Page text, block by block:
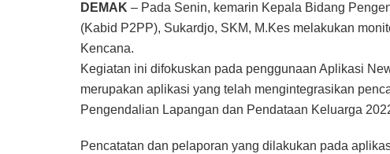
DEMAK – Pada Senin, kemarin Kepala Bidang
(Kabid P2PP), Sukardjo, SKM, M.Kes melakukan
Kencana.
Kegiatan ini difokuskan pada penggunaan Aplikasi
merupakan aplikasi yang telah mengintegrasikan
Pengendalian Lapangan dan Pendataan Keluarga
Pencatatan dan pelaporan yang dilakukan pada